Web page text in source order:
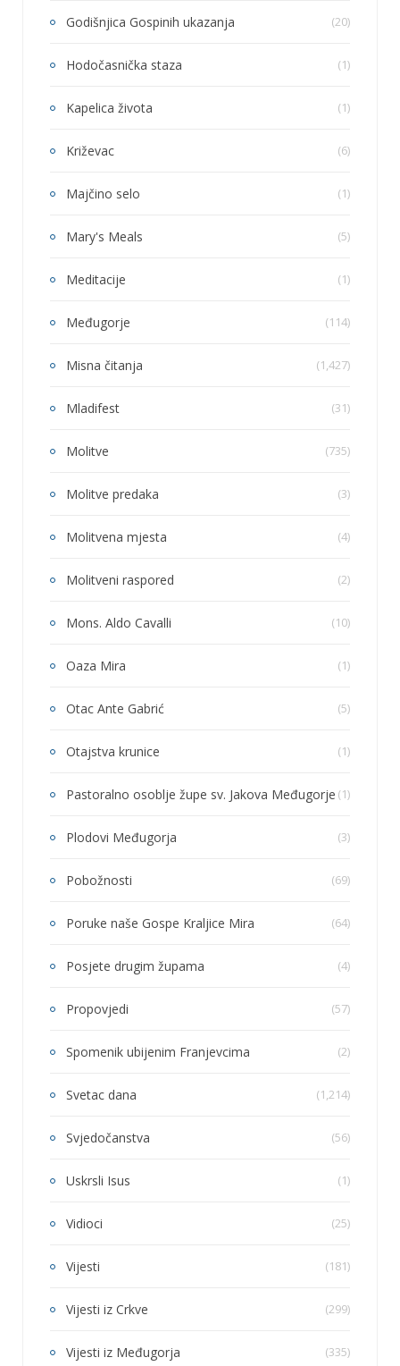
Godišnjica Gospinih ukazanja (20)
Hodočasnička staza (1)
Kapelica života (1)
Križevac (6)
Majčino selo (1)
Mary's Meals (5)
Meditacije (1)
Međugorje (114)
Misna čitanja (1,427)
Mladifest (31)
Molitve (735)
Molitve predaka (3)
Molitvena mjesta (4)
Molitveni raspored (2)
Mons. Aldo Cavalli (10)
Oaza Mira (1)
Otac Ante Gabrić (5)
Otajstva krunice (1)
Pastoralno osoblje župe sv. Jakova Međugorje (1)
Plodovi Međugorja (3)
Pobožnosti (69)
Poruke naše Gospe Kraljice Mira (64)
Posjete drugim župama (4)
Propovjedi (57)
Spomenik ubijenim Franjevcima (2)
Svetac dana (1,214)
Svjedočanstva (56)
Uskrsli Isus (1)
Vidioci (25)
Vijesti (181)
Vijesti iz Crkve (299)
Vijesti iz Međugorja (335)